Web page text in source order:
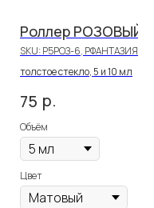
Роллер РОЗОВЫЙ
SKU:Р5РОЗ-6, РФАНТАЗИЯ7
толстое стекло, 5 и 10 мл
75 р.
Объём
Цвет